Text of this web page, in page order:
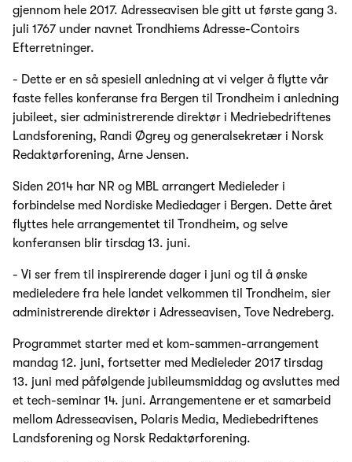
gjennom hele 2017. Adresseavisen ble gitt ut første gang 3.
juli 1767 under navnet Trondhiems Adresse-Contoirs
Efterretninger.
- Dette er en så spesiell anledning at vi velger å flytte vår
faste felles konferanse fra Bergen til Trondheim i anledning
jubileet, sier administrerende direktør i Medriebedriftenes
Landsforening, Randi Øgrey og generalsekretær i Norsk
Redaktørforening, Arne Jensen.
Siden 2014 har NR og MBL arrangert Medieleder i
forbindelse med Nordiske Mediedager i Bergen. Dette året
flyttes hele arrangementet til Trondheim, og selve
konferansen blir tirsdag 13. juni.
- Vi ser frem til inspirerende dager i juni og til å ønske
medieledere fra hele landet velkommen til Trondheim, sier
administrerende direktør i Adresseavisen, Tove Nedreberg.
Programmet starter med et kom-sammen-arrangement
mandag 12. juni, fortsetter med Medieleder 2017 tirsdag
13. juni med påfølgende jubileumsmiddag og avsluttes med
et tech-seminar 14. juni. Arrangementene er et samarbeid
mellom Adresseavisen, Polaris Media, Mediebedriftenes
Landsforening og Norsk Redaktørforening.